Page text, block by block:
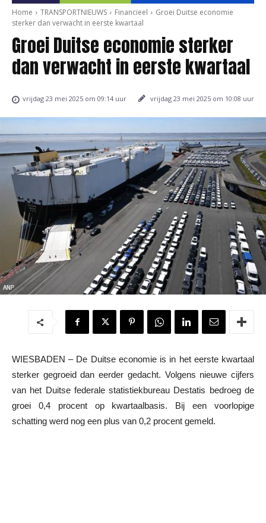
Home TRANSPORTNIEUWS Financieel
Groei Duitse economie
sterker dan verwacht in eerste kwartaal
Groei Duitse economie sterker
dan verwacht in eerste kwartaal
vrijdag 23 mei 2025 om 09:14 uur vrijdag 23 mei 2025 om 10:08 uur
WIESBADEN – De Duitse economie is in het eerste kwartaal
sterker gegroeid dan eerder gedacht. Volgens nieuwe cijfers
van het Duitse federale statistiekbureau Destatis bedroeg de
groei 0,4 procent op kwartaalbasis. Bij een voorlopige
schatting werd nog een plus van 0,2 procent gemeld.